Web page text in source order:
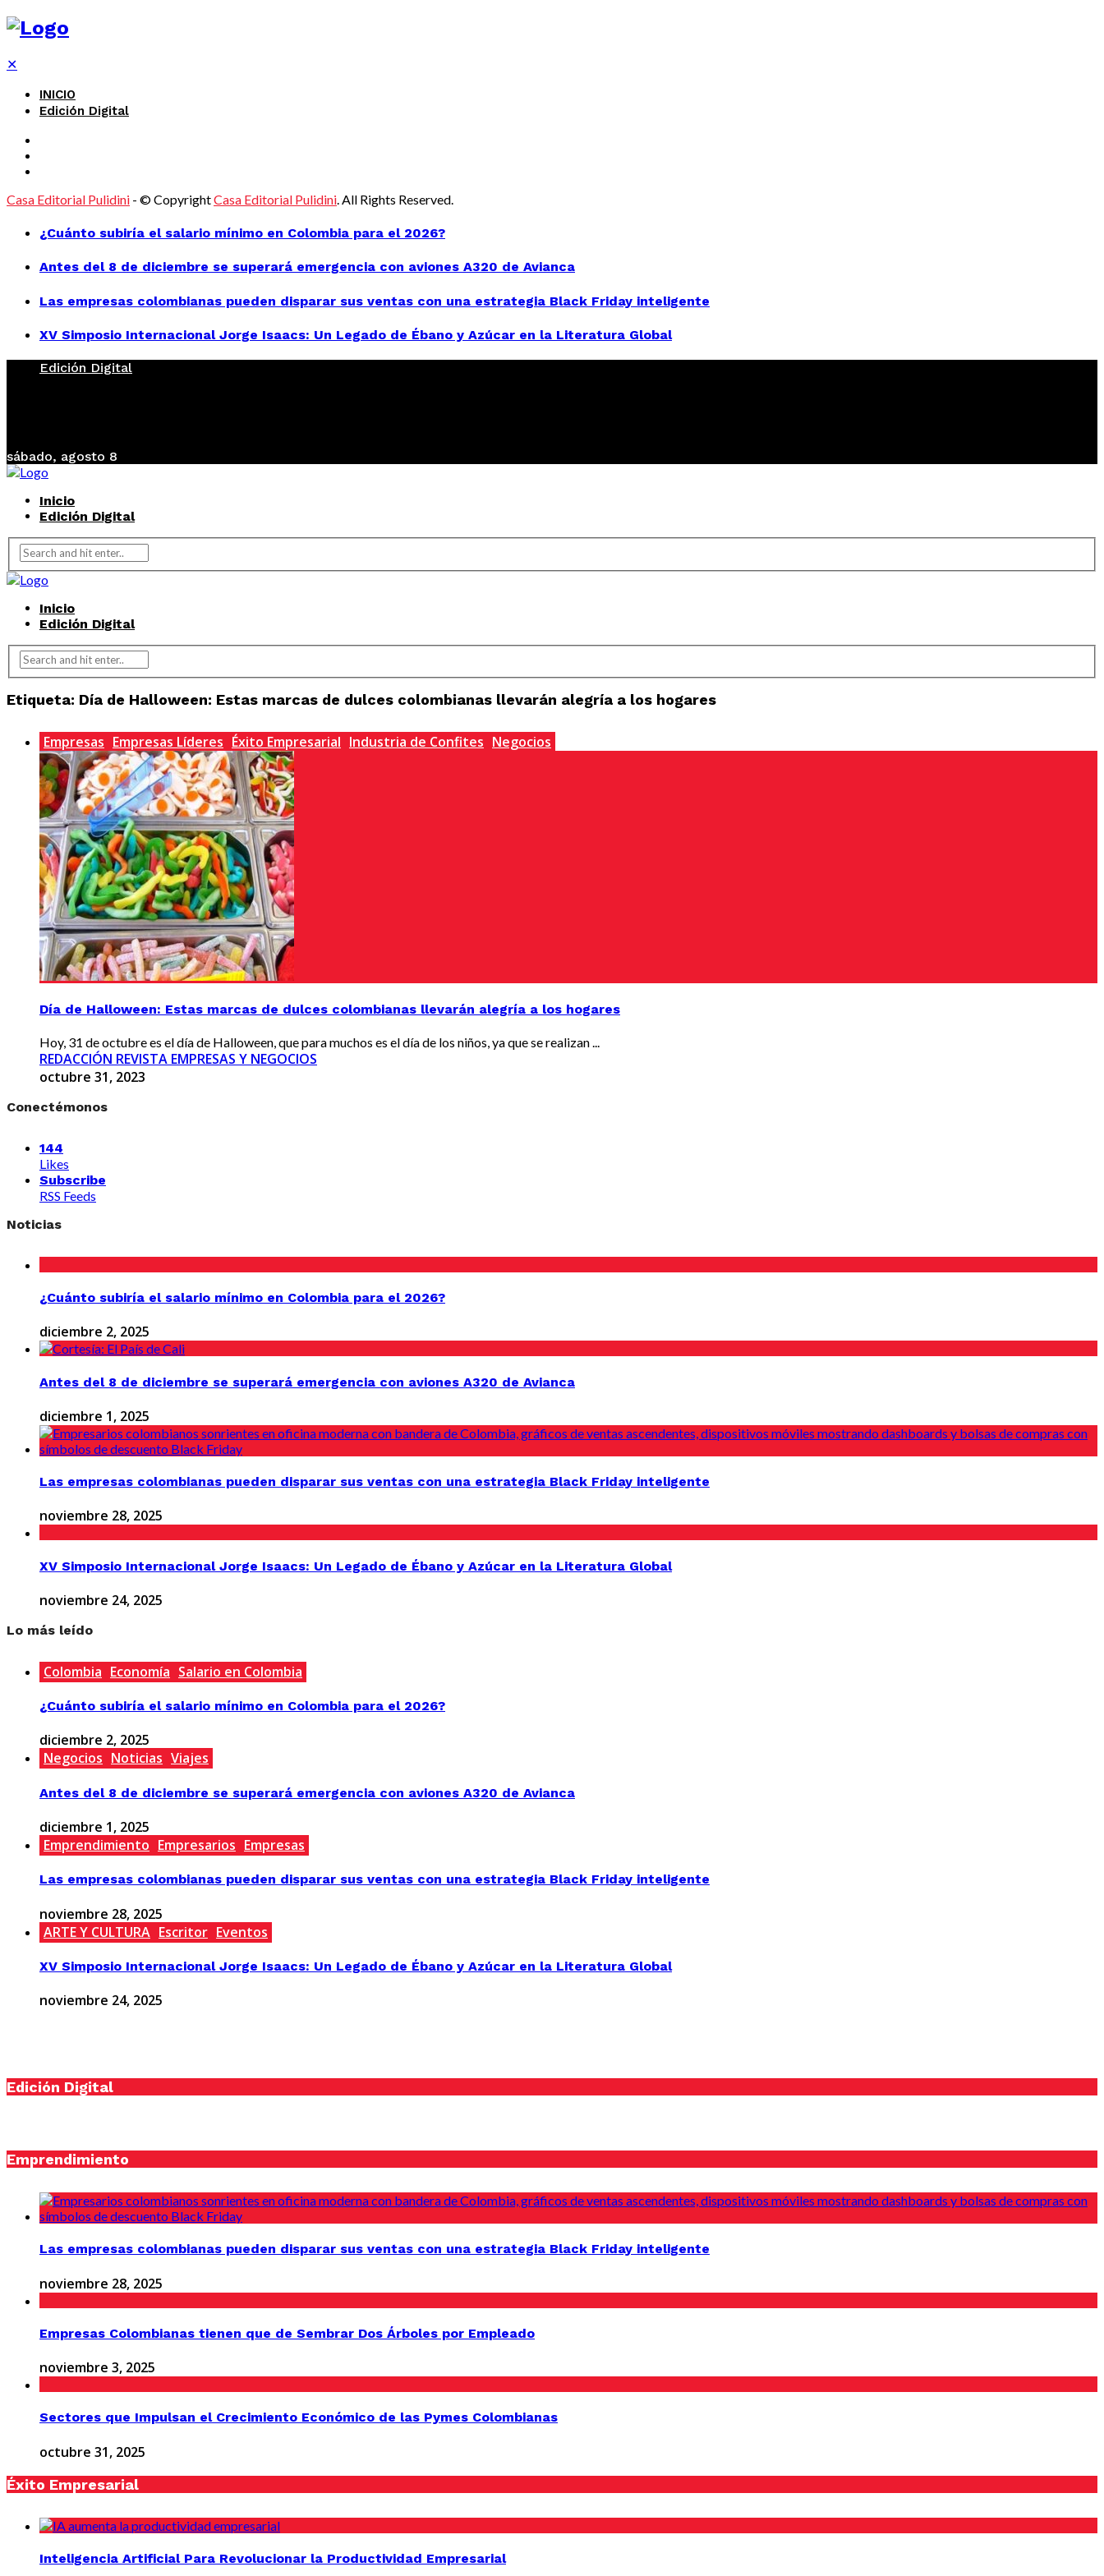
✕
INICIO
Edición Digital
Casa Editorial Pulidini - © CopyrightCasa Editorial Pulidini. All Rights Reserved.
¿Cuánto subiría el salario mínimo en Colombia para el 2026?
Antes del 8 de diciembre se superará emergencia con aviones A320 de Avianca
Las empresas colombianas pueden disparar sus ventas con una estrategia Black Friday inteligente
XV Simposio Internacional Jorge Isaacs: Un Legado de Ébano y Azúcar en la Literatura Global
Edición Digital
sábado, agosto 8
Inicio
Edición Digital
Inicio
Edición Digital
Etiqueta: Día de Halloween: Estas marcas de dulces colombianas llevarán alegría a los hogares
Empresas Empresas Líderes Éxito Empresarial Industria de Confites Negocios
Día de Halloween: Estas marcas de dulces colombianas llevarán alegría a los hogares
Hoy, 31 de octubre es el día de Halloween, que para muchos es el día de los niños, ya que se realizan ...
REDACCIÓN REVISTA EMPRESAS Y NEGOCIOS
octubre 31, 2023
Conectémonos
144
Likes
Subscribe
RSS Feeds
Noticias
¿Cuánto subiría el salario mínimo en Colombia para el 2026?
diciembre 2, 2025
Antes del 8 de diciembre se superará emergencia con aviones A320 de Avianca
diciembre 1, 2025
Las empresas colombianas pueden disparar sus ventas con una estrategia Black Friday inteligente
noviembre 28, 2025
XV Simposio Internacional Jorge Isaacs: Un Legado de Ébano y Azúcar en la Literatura Global
noviembre 24, 2025
Lo más leído
Colombia Economía Salario en Colombia
¿Cuánto subiría el salario mínimo en Colombia para el 2026?
diciembre 2, 2025
Negocios Noticias Viajes
Antes del 8 de diciembre se superará emergencia con aviones A320 de Avianca
diciembre 1, 2025
Emprendimiento Empresarios Empresas
Las empresas colombianas pueden disparar sus ventas con una estrategia Black Friday inteligente
noviembre 28, 2025
ARTE Y CULTURA Escritor Eventos
XV Simposio Internacional Jorge Isaacs: Un Legado de Ébano y Azúcar en la Literatura Global
noviembre 24, 2025
Edición Digital
Emprendimiento
Las empresas colombianas pueden disparar sus ventas con una estrategia Black Friday inteligente
noviembre 28, 2025
Empresas Colombianas tienen que de Sembrar Dos Árboles por Empleado
noviembre 3, 2025
Sectores que Impulsan el Crecimiento Económico de las Pymes Colombianas
octubre 31, 2025
Éxito Empresarial
Inteligencia Artificial Para Revolucionar la Productividad Empresarial